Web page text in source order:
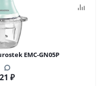
EMC-GN05P
₽